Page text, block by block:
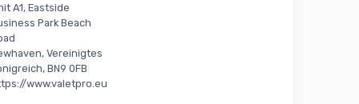
A1, Eastside
Park Beach
Vereinigtes
BN9 0FB
www.valetpro.eu